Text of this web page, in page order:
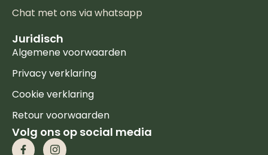
Chat met ons via whatsapp
Juridisch
Algemene voorwaarden
Privacy verklaring
Cookie verklaring
Retour voorwaarden
Volg ons op social media